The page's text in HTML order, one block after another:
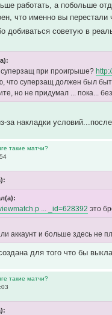
работать, а побольше
что именно вы перестали
добиваться советую в
суперзащ при проигрыше?
что суперзащ должен был
но не придумал ... пока...
за накладки
такие матчи?
... _id=628392 это
аккаунт и больше здесь не
для того что бы
такие матчи?